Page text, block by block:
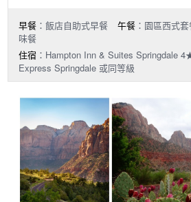
早餐 ：飯店自助式早餐 午餐 ：園區西式
味餐
住宿 ：Hampton Inn & Suites Springdale
Express Springdale 或同等級